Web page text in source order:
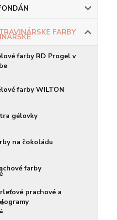
FARBY
farby RD Progel v
farby WILTON
gélovky
na čokoládu
farby
prachové a